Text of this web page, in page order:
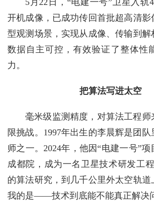
5月22日，“电建一号”卫星入轨
开机成像，已成功传回首批超高清影
型观测场景，实现从成像、传输到解
数据自主可控，有效验证了整体性
力。
把算法写进太空
毫米级监测精度，对算法工程师
限挑战。1997年出生的李晨辉是团
师之一。2024年，他因“电建一号”
成都院，成为一名卫星技术研发工
的算法研究，到几千公里外太空轨道
我的是——技术到底能不能真正解决